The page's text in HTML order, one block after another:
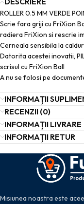
ROLLER 0.5 MM VERDE
Scrie fara griji cu FriXion
radiera FriXion si rescrie
Cerneala sensibila la
Datorita acestei inovatii,
scrisul cu FriXion Ball
A nu se folosi pe
INFORMAȚII
RECENZII (0)
INFORMAȚII LIVRARE
INFORMAȚII RETUR
Misiunea noastra este